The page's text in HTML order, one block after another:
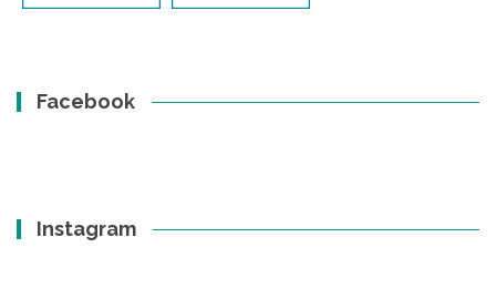
Facebook
Instagram